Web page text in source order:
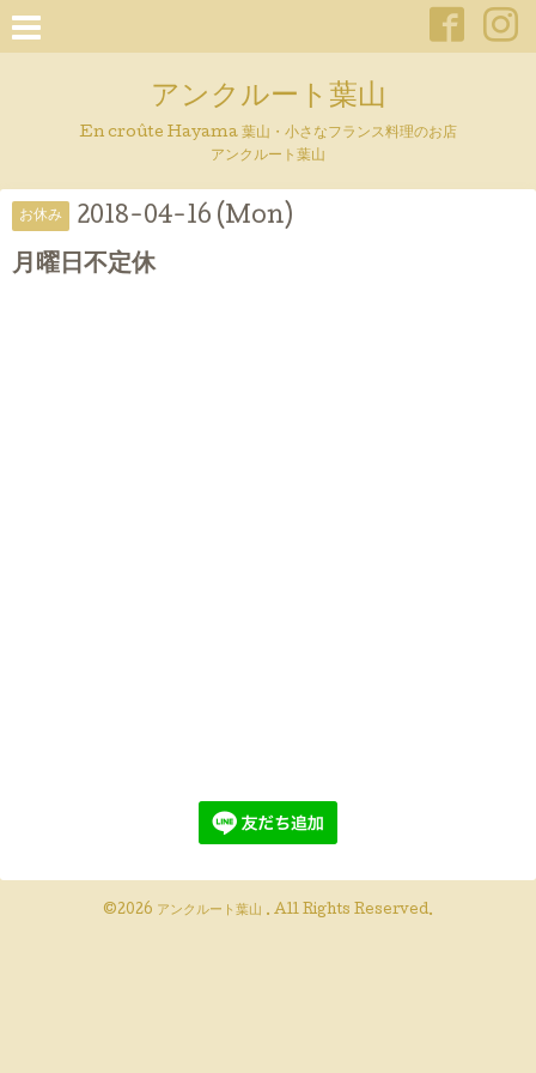
アンクルート葉山
En croûte Hayama 葉山・小さなフランス料理のお店
アンクルート葉山
お休み 2018-04-16 (Mon)
月曜日不定休
©2026 アンクルート葉山 . All Rights Reserved.